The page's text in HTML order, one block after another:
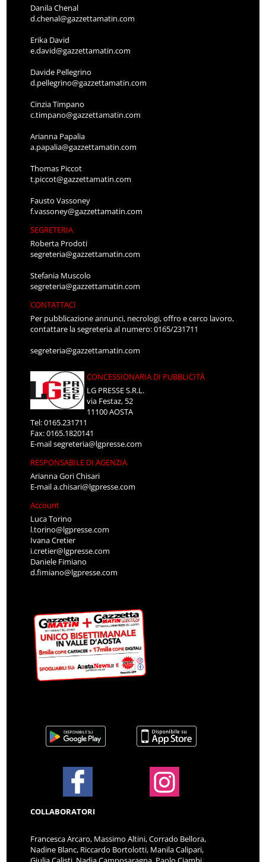
Danila Chenal
d.chenal@gazzettamatin.com
Erika David
e.david@gazzettamatin.com
Davide Pellegrino
d.pellegrino@gazzettamatin.com
Cinzia Timpano
c.timpano@gazzettamatin.com
Arianna Papalia
a.papalia@gazzettamatin.com
Thomas Piccot
t.piccot@gazzettamatin.com
Fausto Vassoney
f.vassoney@gazzettamatin.com
SEGRETERIA
Roberta Prodoti
segreteria@gazzettamatin.com
Stefania Muscolo
segreteria@gazzettamatin.com
CONTATTACI
Per pubblicazione annunci, necrologi, offro e cerco lavoro,
contattare la segreteria al numero: 0165/231711
segreteria@gazzettamatin.com
CONCESSIONARIA DI PUBBLICITÀ
LG PRESSE S.R.L.
via Festaz, 52
11100 AOSTA
Tel: 0165.231711
Fax: 0165.1820141
E-mailsegreteria@lgpresse.com
RESPONSABILE DI AGENZIA
Arianna Gori Chisari
E-maila.chisari@lgpresse.com
Account
Luca Torino
l.torino@lgpresse.com
Ivana Cretier
i.cretier@lgpresse.com
Daniele Fimiano
d.fimiano@lgpresse.com
COLLABORATORI
Francesca Arcaro, Massimo Altini, Corrado Bellora,
Nadine Blanc, Riccardo Bortolotti, Manila Calipari,